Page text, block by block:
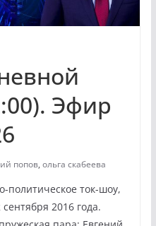
Эфир
попов, ольга скабеева
политическое ток-шоу,
2016 года.